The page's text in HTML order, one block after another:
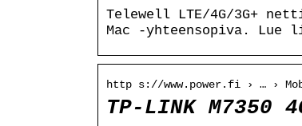
Telewell LTE/4G/3G+
Mac -yhteensopiva. Lue
http s://www.power.fi › … ›
TP-LINK M7350